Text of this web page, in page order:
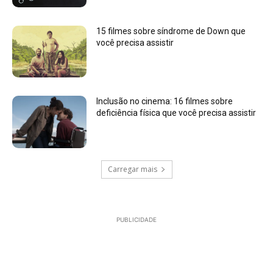
15 filmes sobre síndrome de Down que
você precisa assistir
Inclusão no cinema: 16 filmes sobre
deficiência física que você precisa assistir
Carregar mais
PUBLICIDADE